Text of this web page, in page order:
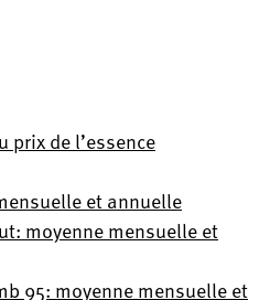
prix de l’essence
et annuelle
moyenne mensuelle et
95: moyenne mensuelle et